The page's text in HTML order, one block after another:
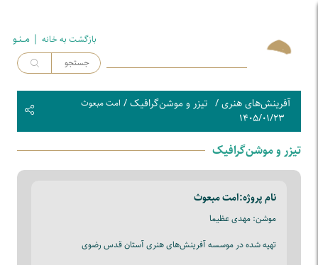
بازگشت به خـانه | مــنـو
آفرینش‌های هنری/ تیزر و موشن‌گرافیک/ امت مبعوث
۱۴۰۵/۰۱/۲۳
تیزر و موشن‌گرافیک
نام پروژه:امت مبعوث
موشن: مهدی عظیما
تهیه شده در موسسه آفرینش‌های هنری آستان قدس رضوی